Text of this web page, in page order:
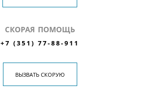
СКОРАЯ ПОМОЩЬ
+7 (351) 77-88-911
ВЫЗВАТЬ СКОРУЮ